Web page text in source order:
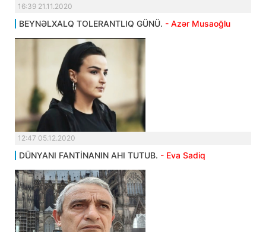
16:39 21.11.2020
BEYNƏLXALQ TOLERANTLIQ GÜNÜ. - Azər Musaoğlu
12:47 05.12.2020
DÜNYANI FANTİNANIN AHI TUTUB. - Eva Sadiq